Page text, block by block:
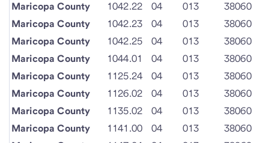
Maricopa County
1042.22 04 013
38060
Maricopa County
1042.23 04 013
38060
Maricopa County
1042.25 04 013
38060
Maricopa County
1044.01 04 013
38060
Maricopa County
1125.24 04 013
38060
Maricopa County
1126.02 04 013
38060
Maricopa County
1135.02 04 013
38060
Maricopa County
1141.00 04 013
38060